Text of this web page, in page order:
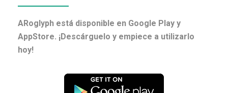
ARoglyph está disponible en Google Play y
AppStore. ¡Descárguelo y empiece a utilizarlo
hoy!